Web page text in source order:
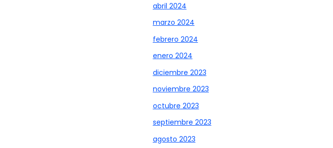
abril 2024
marzo 2024
febrero 2024
enero 2024
diciembre 2023
noviembre 2023
octubre 2023
septiembre 2023
agosto 2023